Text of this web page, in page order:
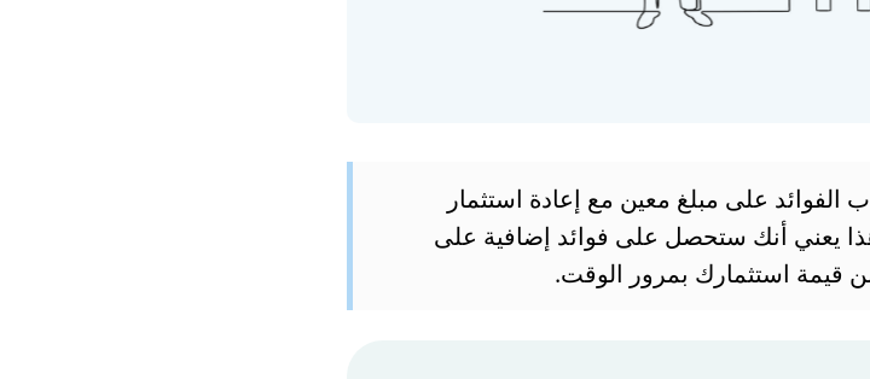
على مبلغ معين مع إعادة استثمار
يعني أنك ستحصل على فوائد إضافية على
قيمة استثمارك بمرور الوقت.